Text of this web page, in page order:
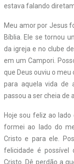
estava falando
Meu amor por Jesus
Bíblia. Ele se tornou
da igreja e no clube
em um Campori.
que Deus ouviu o
para aquela vida de
passou a ser cheia de
Hoje sou feliz ao
formei ao lado do
Cristo e para ele.
felicidade é possível
Cristo. Dê perdão a